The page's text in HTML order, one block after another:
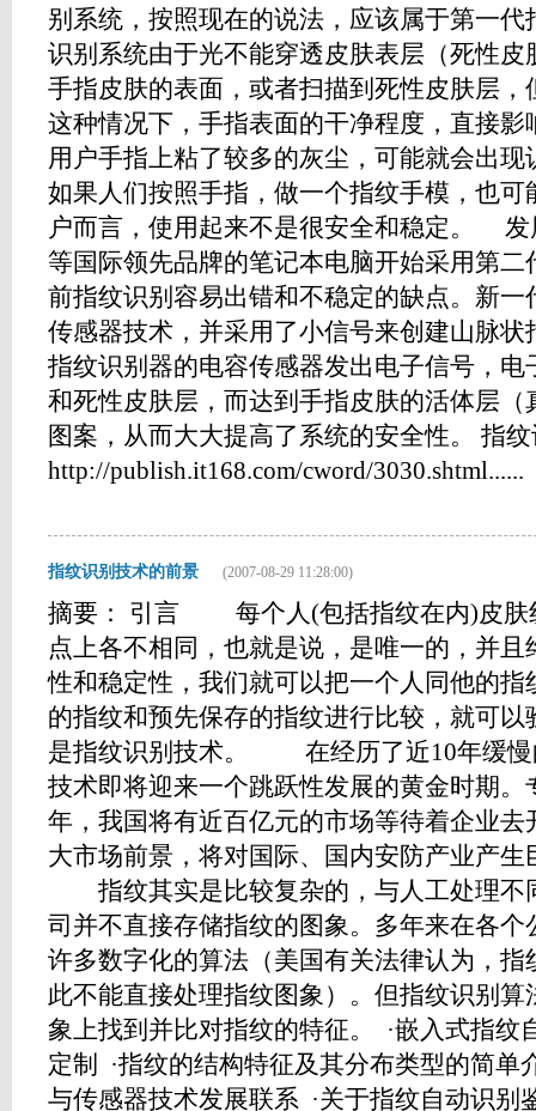
别系统，按照现在的说法，应该属于第一
识别系统由于光不能穿透皮肤表层（死性
手指皮肤的表面，或者扫描到死性皮肤层
这种情况下，手指表面的干净程度，直接
用户手指上粘了较多的灰尘，可能就会出
如果人们按照手指，做一个指纹手模，也
户而言，使用起来不是很安全和稳定。
等国际领先品牌的笔记本电脑开始采用第
前指纹识别容易出错和不稳定的缺点。新
传感器技术，并采用了小信号来创建山脉
指纹识别器的电容传感器发出电子信号，
和死性皮肤层，而达到手指皮肤的活体层
图案，从而大大提高了系统的安全性。 指
http://publish.it168.com/cword/3030.shtml......
指纹识别技术的前景 (2007-08-29 11:28:00)
摘要： 引言 每个人(包括指纹在内)皮肤
点上各不相同，也就是说，是唯一的，并
性和稳定性，我们就可以把一个人同他的
的指纹和预先保存的指纹进行比较，就可
是指纹识别技术。 在经历了近10年缓慢
技术即将迎来一个跳跃性发展的黄金时期。
年，我国将有近百亿元的市场等待着企业
大市场前景，将对国际、国内安防产业产
指纹其实是比较复杂的，与人工处理不
司并不直接存储指纹的图象。多年来在各
许多数字化的算法（美国有关法律认为，
此不能直接处理指纹图象）。但指纹识别
象上找到并比对指纹的特征。 ·嵌入式指纹
定制 ·指纹的结构特征及其分布类型的简单
与传感器技术发展联系 ·关于指纹自动识别